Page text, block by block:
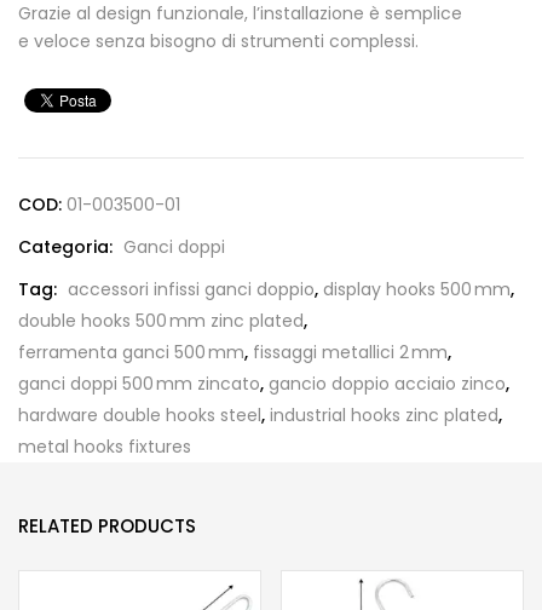
Grazie al design funzionale, l’installazione è semplice
e veloce senza bisogno di strumenti complessi.
COD: 01-003500-01
Categoria: Ganci doppi
Tag: accessori infissi ganci doppio, display hooks 500 mm,
double hooks 500 mm zinc plated,
ferramenta ganci 500 mm, fissaggi metallici 2 mm,
ganci doppi 500 mm zincato, gancio doppio acciaio zinco,
hardware double hooks steel, industrial hooks zinc plated,
metal hooks fixtures
RELATED PRODUCTS